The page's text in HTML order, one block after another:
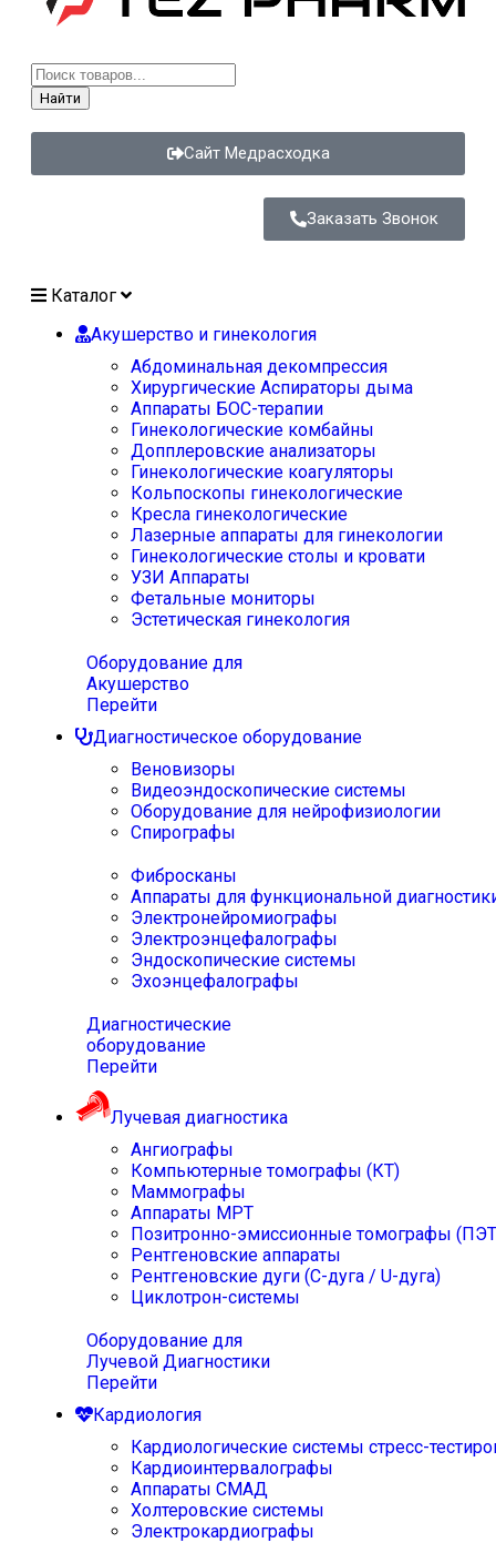
Найти
Сайт Медрасходка
Заказать Звонок
Каталог
Акушерство и гинекология
Абдоминальная декомпрессия
Хирургические Аспираторы дыма
Аппараты БОС-терапии
Гинекологические комбайны
Допплеровские анализаторы
Гинекологические коагуляторы
Кольпоскопы гинекологические
Кресла гинекологические
Лазерные аппараты для гинекологии
Гинекологические столы и кровати
УЗИ Аппараты
Фетальные мониторы
Эстетическая гинекология
Оборудование для
Акушерство
Перейти
Диагностическое оборудование
Веновизоры
Видеоэндоскопические системы
Оборудование для нейрофизиологии
Спирографы
Фибросканы
Аппараты для функциональной
Электронейромиографы
Электроэнцефалографы
Эндоскопические системы
Эхоэнцефалографы
Диагностические
оборудование
Перейти
Лучевая диагностика
Ангиографы
Компьютерные томографы (КТ)
Маммографы
Аппараты МРТ
Позитронно-эмиссионные томографы
Рентгеновские аппараты
Рентгеновские дуги (С-дуга / U-дуга)
Циклотрон-системы
Оборудование для
Лучевой Диагностики
Перейти
Кардиология
Кардиологические системы стресс-
Кардиоинтервалографы
Аппараты СМАД
Холтеровские системы
Электрокардиографы